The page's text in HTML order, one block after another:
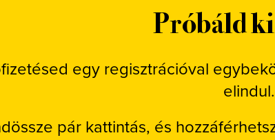
Próbáld
egy regisztrációval
elindul.
pár kattintás, és